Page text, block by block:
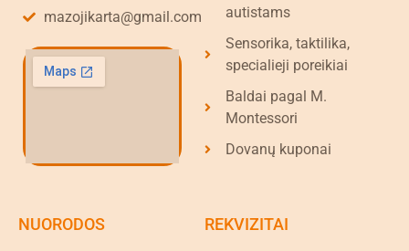
mazojikarta@gmail.com
autistams
Sensorika, taktilika,
specialieji poreikiai
Baldai pagal M.
Montessori
Dovanų kuponai
NUORODOS REKVIZITAI